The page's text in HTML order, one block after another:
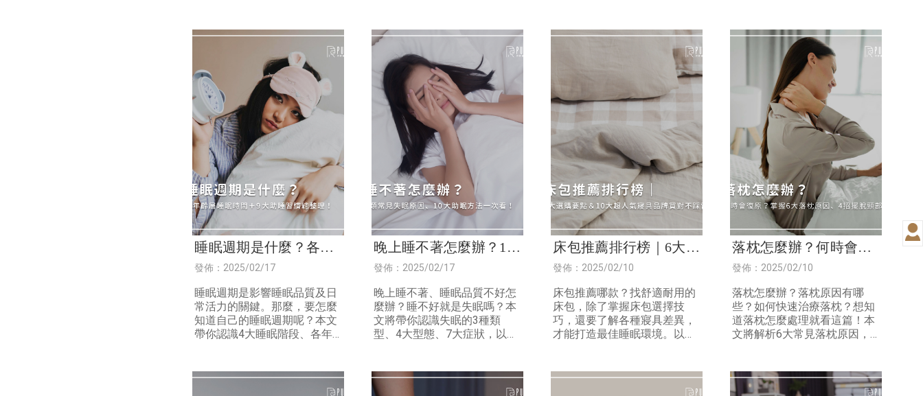
讓你每天都能安心入眠！
寢具推薦，讓你安心睡好床，
睡眠週期是什麼？各年
齡層睡眠時間＋9大助睡
習慣總整理！
發佈：2025/02/17
睡眠週期是影響睡眠品質及日
常活力的關鍵。那麼，要怎麼
知道自己的睡眠週期呢？本文
帶你認識4大睡眠階段、各年
式，最後還有熱門寢具推薦，
晚上睡不著怎麼辦？10
招助眠秘訣＆10種助眠
營養素一次了解！
發佈：2025/02/17
晚上睡不著、睡眠品質不好怎
麼辦？睡不好就是失眠嗎？本
文將帶你認識失眠的3種類
型、4大型態、7大症狀，以及
末再整理睡眠治療的5大科別
給你！
床包推薦排行榜｜6大選
購要點＆10大超人氣寢
具品牌買對不踩雷
發佈：2025/02/10
床包推薦哪款？找舒適耐用的
床包，除了掌握床包選擇技
巧，還要了解各種寢具差異，
才能打造最佳睡眠環境。以下
大床包推薦品牌，文末介紹優
落枕怎麼辦？何時會復
原？掌握6大落枕原因、
4招擺脫頸部不適
發佈：2025/02/10
落枕怎麼辦？落枕原因有哪
些？如何快速治療落枕？想知
道落枕怎麼處理就看這篇！本
文將解析6大常見落枕原因，
文末再告訴你能夠有效舒緩肩
頸壓力的枕頭哪裡買！